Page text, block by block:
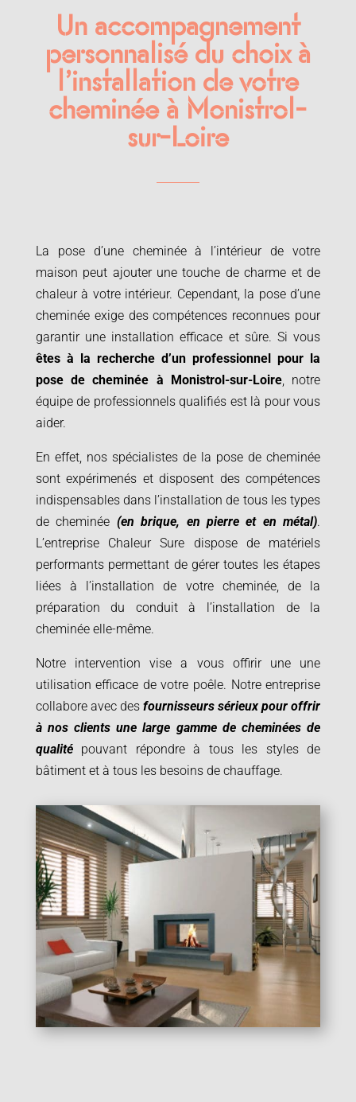
Un accompagnement
personnalisé du choix à
l’installation de votre
cheminée à Monistrol-
sur-Loire
La pose d’une cheminée à l’intérieur de votre
maison peut ajouter une touche de charme et de
chaleur à votre intérieur. Cependant, la pose d’une
cheminée exige des compétences reconnues pour
garantir une installation efficace et sûre. Si vous
êtes à la recherche d’un professionnel pour la
pose de cheminée à Monistrol-sur-Loire, notre
équipe de professionnels qualifiés est là pour vous
aider.
En effet, nos spécialistes de la pose de cheminée
sont expérimenés et disposent des compétences
indispensables dans l’installation de tous les types
de cheminée (en brique, en pierre et en métal).
L’entreprise Chaleur Sure dispose de matériels
performants permettant de gérer toutes les étapes
liées à l’installation de votre cheminée, de la
préparation du conduit à l’installation de la
cheminée elle-même.
Notre intervention vise a vous offirir une une
utilisation efficace de votre poêle. Notre entreprise
collabore avec des fournisseurs sérieux pour offrir
à nos clients une large gamme de cheminées de
qualitépouvant répondre à tous les styles de
bâtiment et à tous les besoins de chauffage.